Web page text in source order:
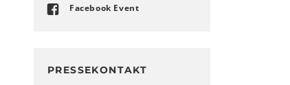
Facebook Event
PRESSEKONTAKT